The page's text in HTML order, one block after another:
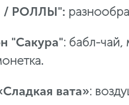
/ РОЛЛЫ":
"Сакура": бабл-
вата»: